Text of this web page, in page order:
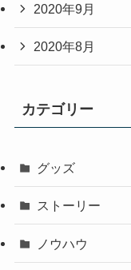
2020年9月
2020年8月
カテゴリー
グッズ
ストーリー
ノウハウ